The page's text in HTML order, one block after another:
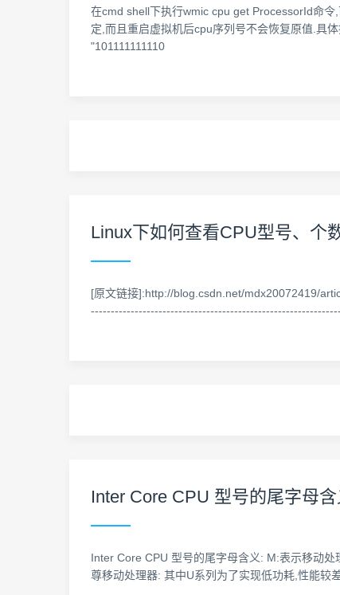
在cmd shell下执行wmic cpu get ProcessorId命
定,而且重启虚拟机后cpu序列号不会恢复原值.具
"101111111110
Linux下如何查看CPU型号、个
[原文链接]:http://blog.csdn.net/mdx20072419/
Inter Core CPU 型号的尾字母含
Inter Core CPU 型号的尾字母含义: M:表示移动
尊移动处理器: 其中U系列为了实现低功耗,性能较